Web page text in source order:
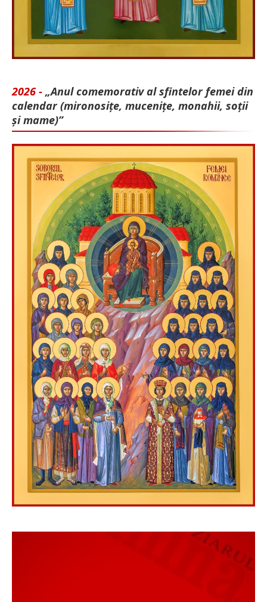
2026 - „Anul comemorativ al sfintelor femei din
calendar (mironosițe, mu­cenițe, monahii, soții
și mame)”